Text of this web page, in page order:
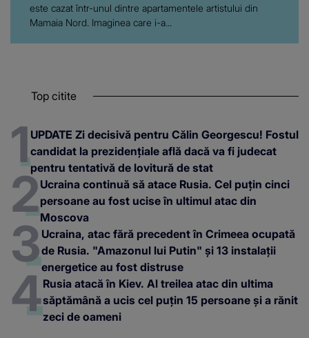
este cazat într-unul dintre apartamentele artistului din
Mamaia Nord. Imaginea care i-a...
Top citite
UPDATE Zi decisivă pentru Călin Georgescu! Fostul
candidat la prezidențiale află dacă va fi judecat
pentru tentativă de lovitură de stat
Ucraina continuă să atace Rusia. Cel puțin cinci
persoane au fost ucise în ultimul atac din
Moscova
Ucraina, atac fără precedent în Crimeea ocupată
de Rusia. "Amazonul lui Putin" și 13 instalații
energetice au fost distruse
Rusia atacă în Kiev. Al treilea atac din ultima
săptămână a ucis cel puțin 15 persoane și a rănit
zeci de oameni